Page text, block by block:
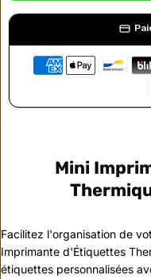
Mini
Facilitez l'organisation de
Imprimante d'Étiquettes
étiquettes personnalisées